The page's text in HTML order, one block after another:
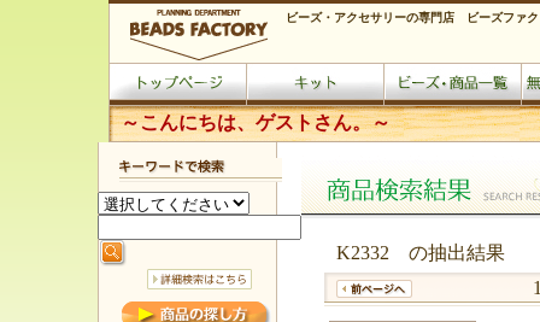
ビーズ・アクセサリーの専門店 ビーズファ
～こんにちは、ゲストさん。～
K2332 の抽出結